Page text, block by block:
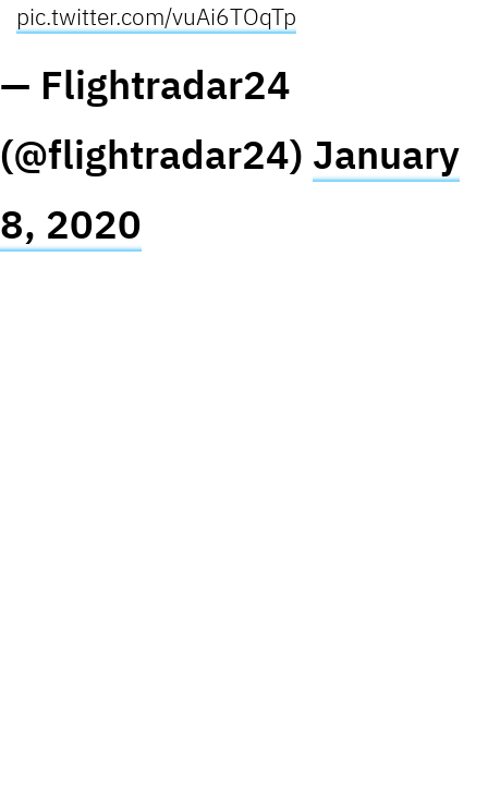
pic.twitter.com/vuAi6TOqTp
— Flightradar24
(@flightradar24) January
8, 2020